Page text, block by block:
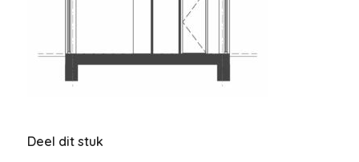
Deel dit stuk